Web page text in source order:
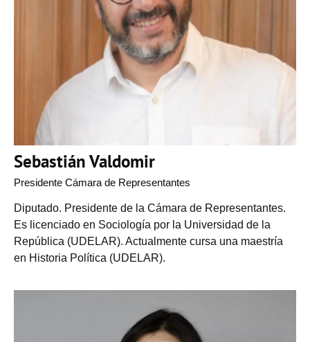
Sebastián Valdomir
Presidente Cámara de Representantes
Diputado. Presidente de la Cámara de Representantes.
Es licenciado en Sociología por la Universidad de la
República (UDELAR). Actualmente cursa una maestría
en Historia Política (UDELAR).